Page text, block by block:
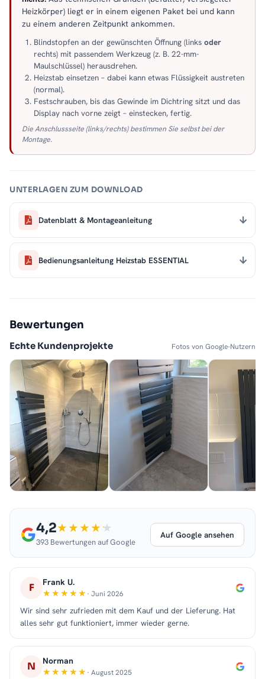
Heizkörper) liegt er in einem eigenen Paket bei und kann
zu einem anderen Zeitpunkt ankommen.
Blindstopfen an der gewünschten Öffnung (links oder
rechts) mit passendem Werkzeug (z. B. 22-mm-
Maulschlüssel) herausdrehen.
Heizstab einsetzen – dabei kann etwas Flüssigkeit austreten
(normal).
Festschrauben, bis das Gewinde im Dichtring sitzt und das
Display nach vorne zeigt – einstecken, fertig.
Die Anschlussseite (links/rechts) bestimmen Sie selbst bei der
Montage.
UNTERLAGEN ZUM DOWNLOAD
Datenblatt & Montageanleitung
Bedienungsanleitung Heizstab ESSENTIAL
Bewertungen
Echte Kundenprojekte Fotos von Google-Nutzern
4,2
393 Bewertungen auf Google
Auf Google ansehen
F Frank U.
· Juni 2026
Wir sind sehr zufrieden mit dem Kauf und der Lieferung. Hat
alles sehr gut funktioniert, immer wieder gerne.
N Norman
· August 2025